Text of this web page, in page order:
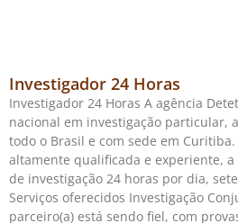
Investigador 24 Horas
Investigador 24 Horas A agência
nacional em investigação particular,
todo o Brasil e com sede em
altamente qualificada e experiente, a
de investigação 24 horas por dia,
Serviços oferecidos Investigação
parceiro(a) está sendo fiel, com